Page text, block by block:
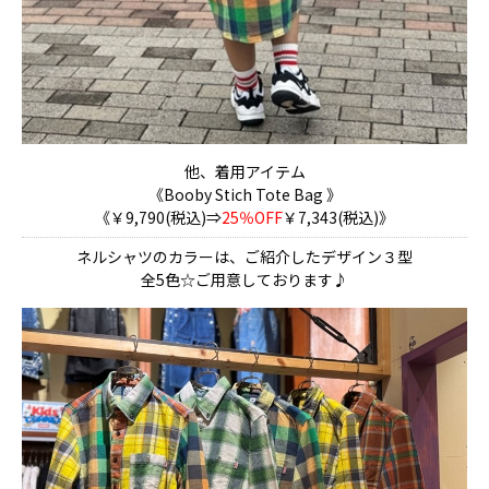
他、着用アイテム
《Booby Stich Tote Bag 》
《￥9,790(税込)⇒25％OFF￥7,343(税込)》
ネルシャツのカラーは、ご紹介したデザイン３型
全5色☆ご用意しております♪